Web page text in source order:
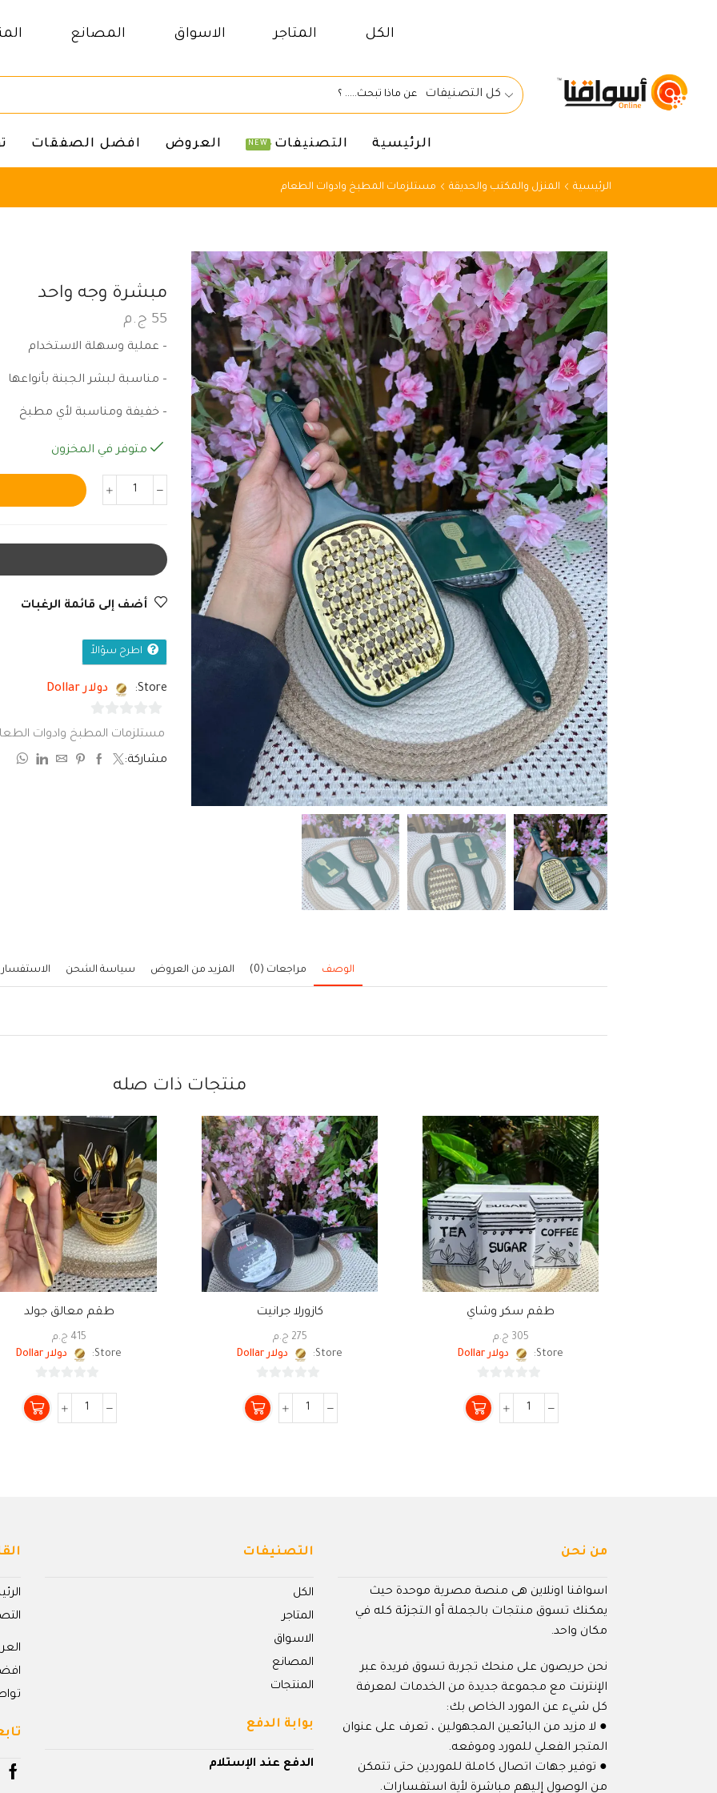
الكل المتاجر الاسواق المصانع
كل التصنيفات
الرئيسية التصنيفات NEW العروض افضل الصفقات
الرئيسية المنزل والمكتب والحديقة مستلزمات المطبخ وادوات الطعام
مبشرة وجه واحد
55 ج.م
– عملية وسهلة الاستخدام
– مناسبة لبشر الجبنة بأنواعها
– خفيفة ومناسبة لأي مطبخ
متوفر في المخزون
أضف إلى قائمة الرغبات
اطرح سؤالاً
Store: دولار Dollar
0
مستلزمات المطبخ وادوات
مشاركة:
الوصف مراجعات (0) المزيد من العروض سياسة الشحن
منتجات ذات صله
طقم سكر وشاي
305 ج.م
Store:
دولار Dollar
من
5
كازورلا جرانيت
275 ج.م
Store:
دولار Dollar
من
5
طقم معالق جولد
415 ج.م
Store:
دولار Dollar
من
5
من نحن
اسواقنا اونلاين هى منصة مصرية موحدة حيث
يمكنك تسوق منتجات بالجملة أو التجزئة كله في
مكان واحد.
نحن حريصون على منحك تجربة تسوق فريدة عبر
الإنترنت مع مجموعة جديدة من الخدمات لمعرفة
كل شيء عن المورد الخاص بك:
● لا مزيد من البائعين المجهولين ، تعرف على عنوان
المتجر الفعلي للمورد وموقعه.
● توفير جهات اتصال كاملة للموردين حتى تتمكن
من الوصول إليهم مباشرة لأية استفسارات.
التصنيفات
الكل
المتاجر
الاسواق
المصانع
المنتجات
بوابة الدفع
الدفع عند الإستلام